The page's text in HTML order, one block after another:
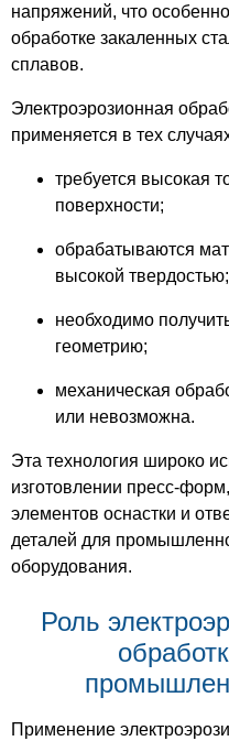
напряжений, что
обработке закаленных
сплавов.
Электроэрозионная
применяется в тех
требуется высокая
поверхности;
обрабатываются
высокой твердостью;
необходимо
геометрию;
механическая
или невозможна.
Эта технология широко
изготовлении пресс-
элементов оснастки и
деталей для
оборудования.
Роль
Применение